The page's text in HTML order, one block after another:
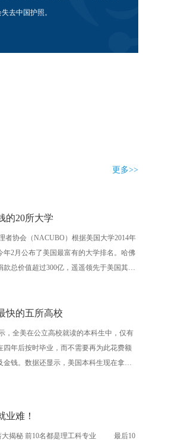
去中国护照。
美国EB-5绿
更多>>
的20所大学
协会（NACUBO）根据美国大学2014年
年2月公布了美国最富有的大学排名。哈佛
款总价值超过300亿，遥遥领先于美国其他
快的五所高校
全美在公立高校就读的本科生中，仅有
四年后按时毕业，而不需要再为此花费额
金钱。数据还显示，美国本科生现在拿到
业难！